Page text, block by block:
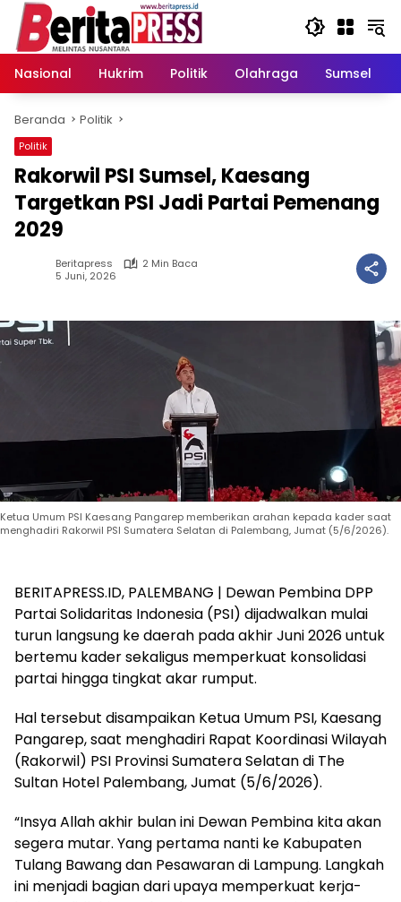
Langsung
konten
Nasional
Hukrim Politik Olahraga Sumsel
Beranda Politik
Politik
Rakorwil PSI Sumsel, Kaesang
Targetkan PSI Jadi Partai Pemenang
2029
Beritapress
2 Min Baca
5 Juni, 2026
Ketua Umum PSI Kaesang Pangarep memberikan arahan kepada kader saat
menghadiri Rakorwil PSI Sumatera Selatan di Palembang, Jumat (5/6/2026).
BERITAPRESS.ID, PALEMBANG | Dewan Pembina DPP
Partai Solidaritas Indonesia (PSI) dijadwalkan mulai
turun langsung ke daerah pada akhir Juni 2026 untuk
bertemu kader sekaligus memperkuat konsolidasi
partai hingga tingkat akar rumput.
Hal tersebut disampaikan Ketua Umum PSI, Kaesang
Pangarep, saat menghadiri Rapat Koordinasi Wilayah
(Rakorwil) PSI Provinsi Sumatera Selatan di The
Sultan Hotel Palembang, Jumat (5/6/2026).
“Insya Allah akhir bulan ini Dewan Pembina kita akan
segera mutar. Yang pertama nanti ke Kabupaten
Tulang Bawang dan Pesawaran di Lampung. Langkah
ini menjadi bagian dari upaya memperkuat kerja-